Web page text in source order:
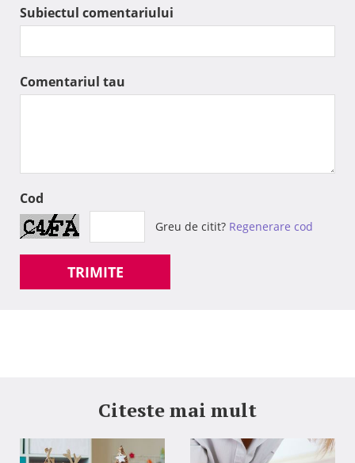
Subiectul comentariului
Comentariul tau
Cod
Greu de citit? Regenerare cod
TRIMITE
Citeste mai mult